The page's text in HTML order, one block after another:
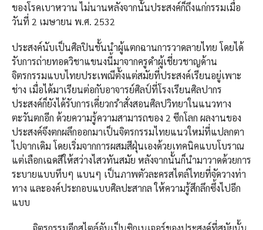
ของโรคเบาหวาน ไม่นานหลังจากนั้นประสงค์ก็ถึงแก่กรรมเมื่อ
วันที่ 2 เมษายน พ.ศ. 2532
ประสงค์นับเป็นศิลปินชั้นนำผู้แตกฉานการวาดลายไทย โดยได้
รับการถ่ายทอดวิชาแขนงนี้มาจากครูดำผู้เชี่ยวชาญด้าน
จิตรกรรมแบบไทยประเพณีตั้งแต่สมัยที่ประสงค์เรียนอยู่เพาะ
ช่าง เมื่อได้มาเรียนต่อกับอาจารย์ศิลป์ที่โรงเรียนศิลปากร
ประสงค์ก็ยังได้รับการเคี่ยวกรำสั่งสอนศิลปวิทยาในแนวทาง
ตะวันตกอีก ด้วยความรู้ความสามารถของ 2 ซีกโลก ผลงานของ
ประสงค์จึงตกผลึกออกมาเป็นจิตรกรรมไทยแนวใหม่ที่แปลกตา
ไปจากเดิม โดยเริ่มจากการผสมสีฝุ่นเองด้วยเทคนิคแบบโบราณ
แต่เลือกเฉดสีให้สว่างไสวทันสมัย หลังจากนั้นก็นำมาวาดด้วยการ
ระบายแบบทึบๆ แบนๆ เป็นภาพตัวละครสไตล์ไทยที่จัดวางท่า
ทาง และองค์ประกอบแบบศิลปะสากล ให้ความรู้สึกลึกซึ้งไปอีก
แบบ